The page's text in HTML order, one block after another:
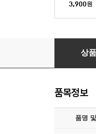
3,900원
고쿠요 캠
상
품목정보
품명